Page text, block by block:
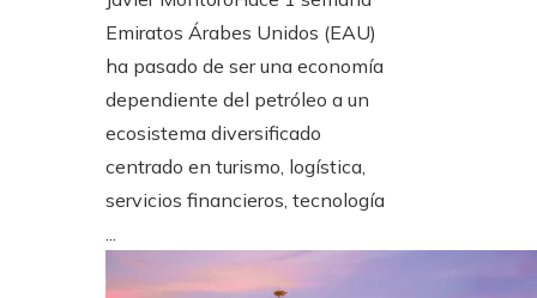
Emiratos Árabes Unidos (EAU)
ha pasado de ser una economía
dependiente del petróleo a un
ecosistema diversificado
centrado en turismo, logística,
servicios financieros, tecnología
...